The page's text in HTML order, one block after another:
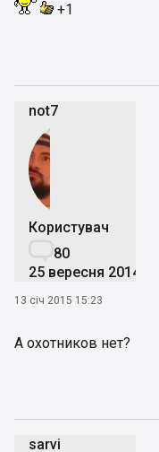
+1
not7
Користувач
80
25 вересня 2014
13 січ 2015 15:23
А охотников нет?
sarvi